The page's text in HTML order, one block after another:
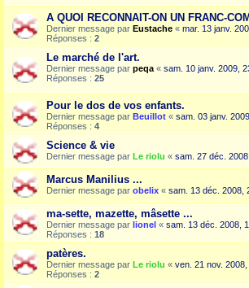
A QUOI RECONNAIT-ON UN FRANC-
Dernier message par Eustache « mar. 13 janv.
Réponses : 2
Le marché de l'art.
Dernier message par peqa « sam. 10 janv. 2009,
Réponses : 25
Pour le dos de vos enfants.
Dernier message par Beuillot « sam. 03 janv.
Réponses : 4
Science & vie
Dernier message par Le riolu « sam. 27 déc.
Marcus Manilius ...
Dernier message par obelix « sam. 13 déc. 2008,
ma-sette, mazette, mâsette ...
Dernier message par lionel « sam. 13 déc. 2008,
Réponses : 18
patères.
Dernier message par Le riolu « ven. 21 nov.
Réponses : 2